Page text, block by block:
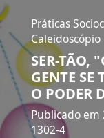
Práticas
Caleidoscópio
SER-TÃO,
GENTE SE
O PODER
Publicado em
1302-4